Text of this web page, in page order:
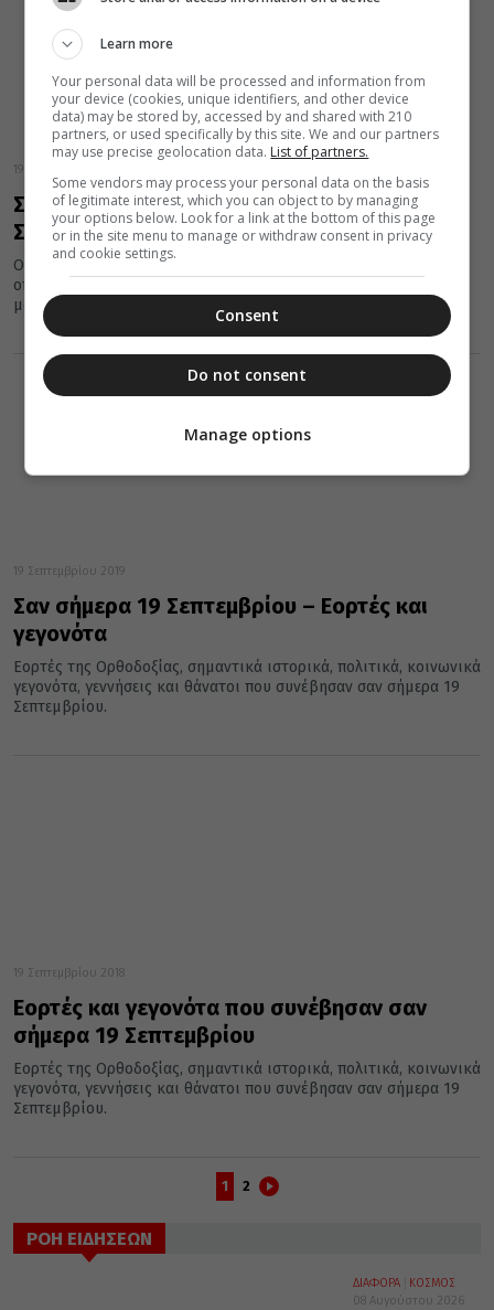
19 Σεπτεμβρίου 2019
Σήμερα τιμώνται οι Άγιοι Τρόφιμος,
Σαββάτιος και Δορυμέδων
Οι Άγιοι Τρόφιμος, Σαββάτιος και Δορυμέδων, τη μνήμη των
οποίων τιμά η Εκκλησία στις 19 Σεπτεμβρίου έκαστου έτους,
μαρτύρησαν...
19 Σεπτεμβρίου 2019
Σαν σήμερα 19 Σεπτεμβρίου – Εορτές και
γεγονότα
Εορτές της Ορθοδοξίας, σημαντικά ιστορικά, πολιτικά, κοινωνικά
γεγονότα, γεννήσεις και θάνατοι που συνέβησαν σαν σήμερα 19
Σεπτεμβρίου.
19 Σεπτεμβρίου 2018
Εορτές και γεγονότα που συνέβησαν σαν
σήμερα 19 Σεπτεμβρίου
Εορτές της Ορθοδοξίας, σημαντικά ιστορικά, πολιτικά, κοινωνικά
γεγονότα, γεννήσεις και θάνατοι που συνέβησαν σαν σήμερα 19
Σεπτεμβρίου.
1 2
ΡΟΗ ΕΙΔΗΣΕΩΝ
ΔΙΑΦΟΡΑ
ΚΟΣΜΟΣ
08 Αυγούστου 2026
Learn more
Your personal data will be processed and information from
your device (cookies, unique identifiers, and other device
data) may be stored by, accessed by and shared with 210
partners, or used specifically by this site. We and our partners
may use precise geolocation data. List of partners.
Some vendors may process your personal data on the basis
of legitimate interest, which you can object to by managing
your options below. Look for a link at the bottom of this page
or in the site menu to manage or withdraw consent in privacy
and cookie settings.
Consent
Do not consent
Manage options